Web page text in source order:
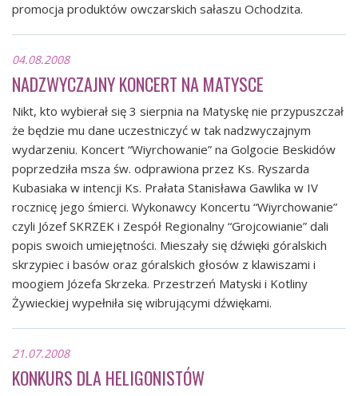
promocja produktów owczarskich sałaszu Ochodzita.
04.08.2008
NADZWYCZAJNY KONCERT NA MATYSCE
Nikt, kto wybierał się 3 sierpnia na Matyskę nie przypuszczał
że będzie mu dane uczestniczyć w tak nadzwyczajnym
wydarzeniu. Koncert “Wiyrchowanie” na Golgocie Beskidów
poprzedziła msza św. odprawiona przez Ks. Ryszarda
Kubasiaka w intencji Ks. Prałata Stanisława Gawlika w IV
rocznicę jego śmierci. Wykonawcy Koncertu “Wiyrchowanie”
czyli Józef SKRZEK i Zespół Regionalny “Grojcowianie” dali
popis swoich umiejętności. Mieszały się dźwięki góralskich
skrzypiec i basów oraz góralskich głosów z klawiszami i
moogiem Józefa Skrzeka. Przestrzeń Matyski i Kotliny
Żywieckiej wypełniła się wibrującymi dźwiękami.
21.07.2008
KONKURS DLA HELIGONISTÓW